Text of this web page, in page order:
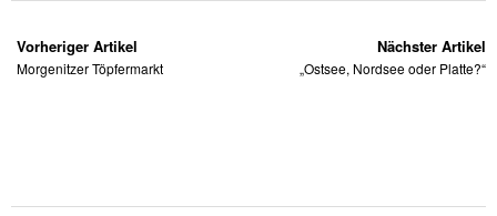
Vorheriger Artikel
Morgenitzer Töpfermarkt
Nächster Artikel
„Ostsee, Nordsee oder Platte?“